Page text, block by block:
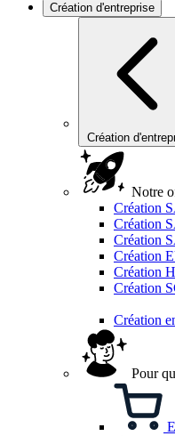
Création d'entreprise
Création
Notre
Création
Création
Création
Création
Création
Création
Création
Pour